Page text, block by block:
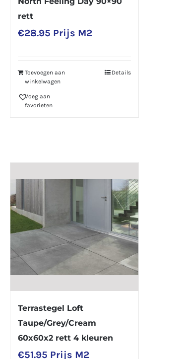
rett
€28.95 Prijs M2
Toevoegen aan
winkelwagen
Details
Voeg aan
favorieten
Terrastegel Loft
Taupe/Grey/Cream
60x60x2 rett 4 kleuren
€51.95 Prijs M2